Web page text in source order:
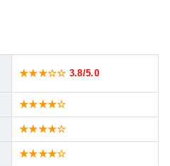
★★★☆☆ 3.8/5.0
★★★★☆
★★★★☆
★★★★☆